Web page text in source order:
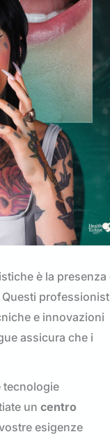
è la presenza
e innovazioni
assicura che i
tecnologie
un centro
esigenze